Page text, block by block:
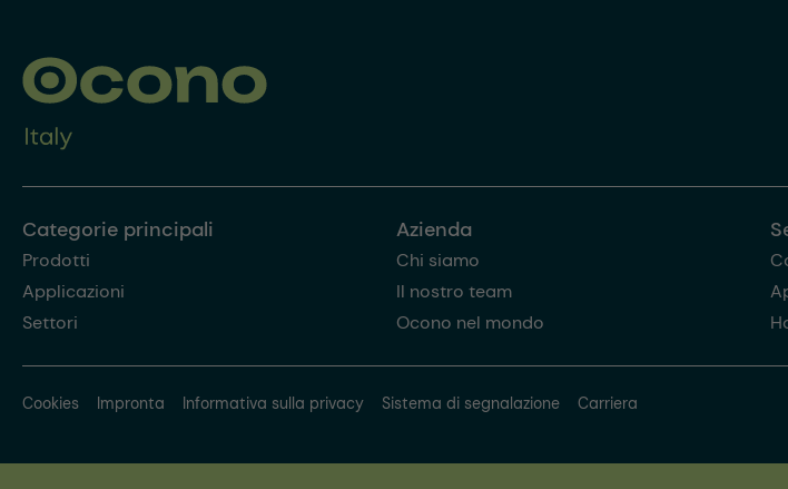
Categorie principali
Prodotti
Applicazioni
Settori
Azienda
Chi siamo
Il nostro team
Ocono nel mondo
Cookies Impronta Informativa sulla privacy Sistema di segnalazione Carriera